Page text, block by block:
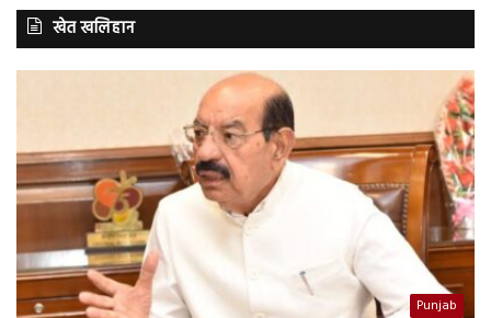
खेत खलिहान
Punjab